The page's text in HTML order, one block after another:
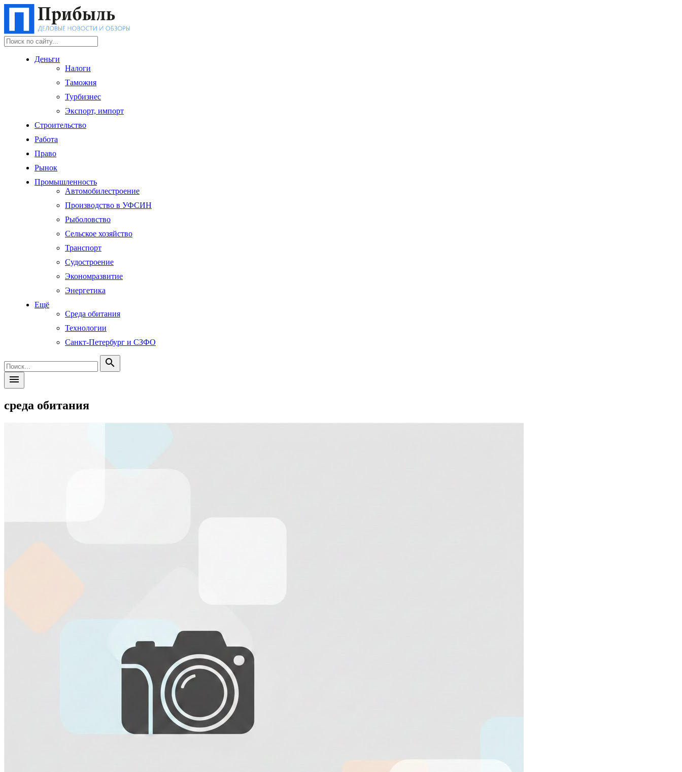
Деньги
Налоги
Таможня
Турбизнес
Экспорт, импорт
Строительство
Работа
Право
Рынок
Промышленность
Автомобилестроение
Производство в УФСИН
Рыболовство
Сельское хозяйство
Транспорт
Судостроение
Экономразвитие
Энергетика
Ещё
Среда обитания
Технологии
Санкт-Петербург и СЗФО
search
menu
среда обитания